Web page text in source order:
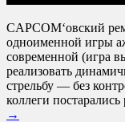
CAPCOM‘овский
одноименной игры
современной (игра
реализовать
стрельбу — без
коллеги
→